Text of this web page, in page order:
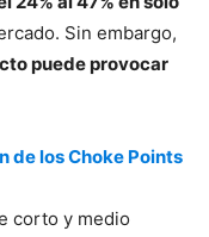
Sin embargo,
puede provocar
de los Choke Points
corto y medio